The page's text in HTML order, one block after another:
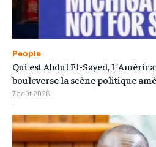
People
Qui est Abdul El-Sayed,
bouleverse la scène politique
7 août 2026